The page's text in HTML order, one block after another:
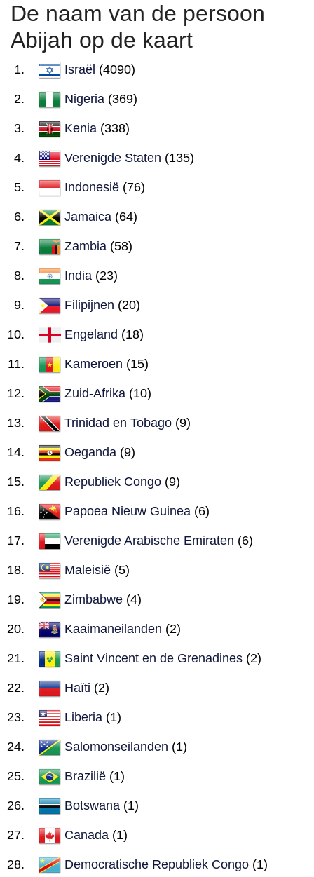
De naam van de persoon
Abijah op de kaart
Israël (4090)
Nigeria (369)
Kenia (338)
Verenigde Staten (135)
Indonesië (76)
Jamaica (64)
Zambia (58)
India (23)
Filipijnen (20)
Engeland (18)
Kameroen (15)
Zuid-Afrika (10)
Trinidad en Tobago (9)
Oeganda (9)
Republiek Congo (9)
Papoea Nieuw Guinea (6)
Verenigde Arabische Emiraten (6)
Maleisië (5)
Zimbabwe (4)
Kaaimaneilanden (2)
Saint Vincent en de Grenadines (2)
Haïti (2)
Liberia (1)
Salomonseilanden (1)
Brazilië (1)
Botswana (1)
Canada (1)
Democratische Republiek Congo (1)